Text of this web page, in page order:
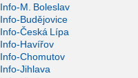
Info-M. Boleslav
Info-Budějovice
Info-Česká Lípa
Info-Havířov
Info-Chomutov
Info-Jihlava